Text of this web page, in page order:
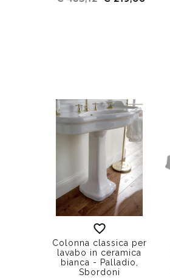
Colonna classica per
lavabo in ceramica
bianca - Palladio,
Sbordoni